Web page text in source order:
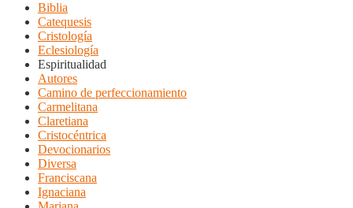
Biblia
Catequesis
Cristología
Eclesiología
Espiritualidad
Autores
Camino de perfeccionamiento
Carmelitana
Claretiana
Cristocéntrica
Devocionarios
Diversa
Franciscana
Ignaciana